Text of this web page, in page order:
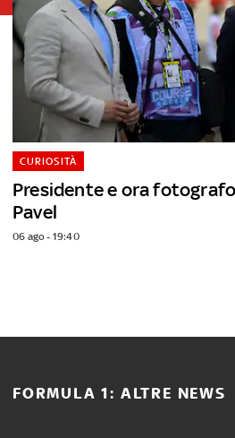
Presidente e ora
Pavel
CURIOSITÀ
06 ago - 19:40
FORMULA 1: ALTRE NEWS